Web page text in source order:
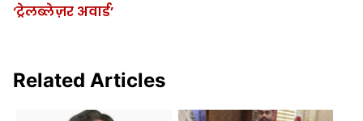
‘ट्रेलब्लेज़र अवार्ड’
Related Articles